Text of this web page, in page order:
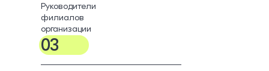
Руководители
филиалов
организации
03